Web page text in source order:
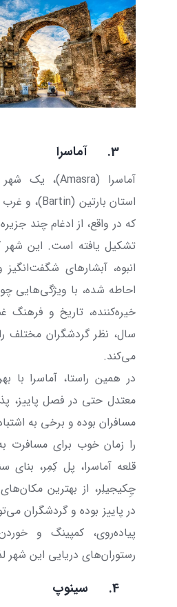
3. آماسرا
آماسرا (
Amasra)، یک شهر
استان بارتین (Bartin)، و غرب
که در واقع، از ادغام چند
تشکیل یافته است. این
انبوه، آبشارهای
احاطه شده، با ویژگی‌هایی
خیره‌کننده، تاریخ و فرهنگ
سال، نظر گردشگران
می‌کند.
در همین راستا، آماسرا با
معتدل حتی در فصل پاییز،
مسافران بوده و برخی به
را زمان خوب برای مسافرت
قلعه آماسرا، پل کِمِر، بنای
چِکیجیلِر، از بهترین
در پاییز بوده و گردشگران
پیاده‌روی، کمپینگ و
رستوران‌های دریایی این شهر
4. سینوپ